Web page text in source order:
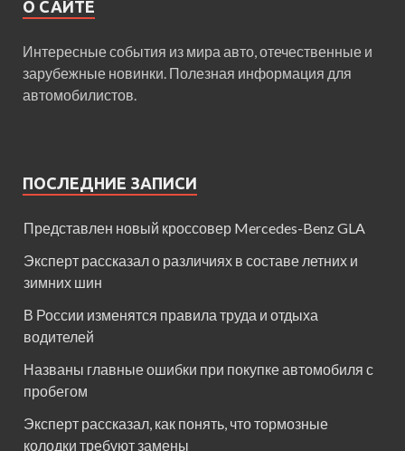
О САЙТЕ
Интересные события из мира авто, отечественные и
зарубежные новинки. Полезная информация для
автомобилистов.
ПОСЛЕДНИЕ ЗАПИСИ
Представлен новый кроссовер Mercedes-Benz GLA
Эксперт рассказал о различиях в составе летних и
зимних шин
В России изменятся правила труда и отдыха
водителей
Названы главные ошибки при покупке автомобиля с
пробегом
Эксперт рассказал, как понять, что тормозные
колодки требуют замены